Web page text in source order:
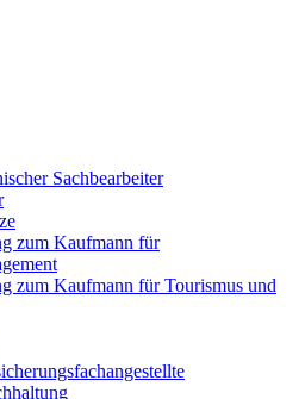
Sachbearbeiter
zum Kaufmann für
zum Kaufmann für Tourismus und